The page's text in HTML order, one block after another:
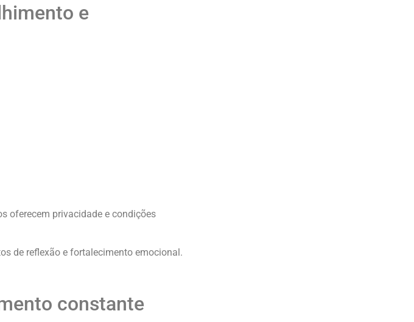
e
oferecem privacidade e condições
de reflexão e fortalecimento emocional.
constante